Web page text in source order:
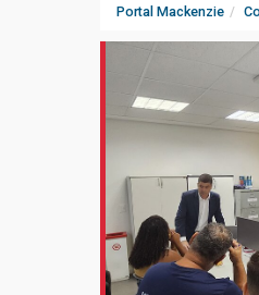
Portal Mackenzie